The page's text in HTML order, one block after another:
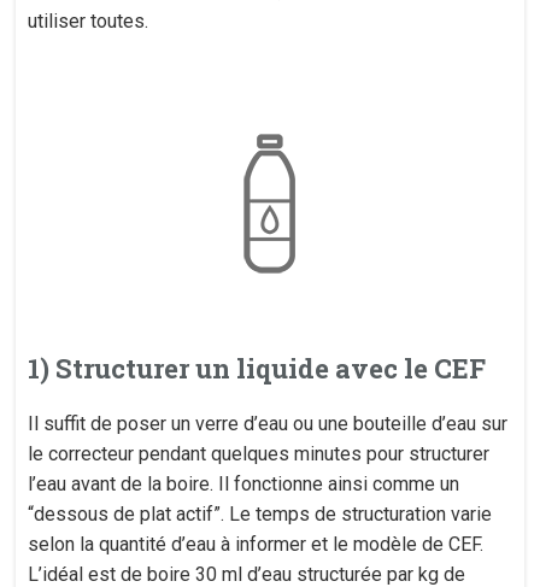
utiliser toutes.
1) Structurer un liquide avec le CEF
Il suffit de poser un verre d’eau ou une bouteille d’eau sur
le correcteur pendant quelques minutes pour structurer
l’eau avant de la boire. Il fonctionne ainsi comme un
“dessous de plat actif”. Le temps de structuration varie
selon la quantité d’eau à informer et le modèle de CEF.
L’idéal est de boire 30 ml d’eau structurée par kg de